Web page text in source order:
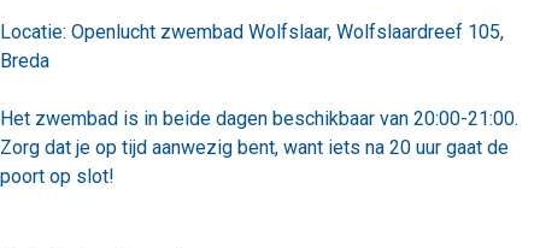
Locatie: Openlucht zwembad Wolfslaar, Wolfslaardreef 105,
Breda
Het zwembad is in beide dagen beschikbaar van 20:00-21:00.
Zorg dat je op tijd aanwezig bent, want iets na 20 uur gaat de
poort op slot!